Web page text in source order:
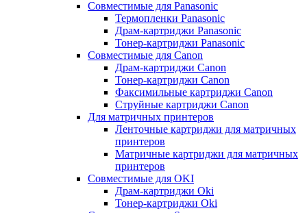
Совместимые для Panasonic
Термопленки Panasonic
Драм-картриджи Panasonic
Тонер-картриджи Panasonic
Совместимые для Canon
Драм-картриджи Canon
Тонер-картриджи Canon
Факсимильные картриджи Canon
Струйные картриджи Canon
Для матричных принтеров
Ленточные картриджи для матричных
принтеров
Матричные картриджи для матричных
принтеров
Совместимые для OKI
Драм-картриджи Oki
Тонер-картриджи Oki